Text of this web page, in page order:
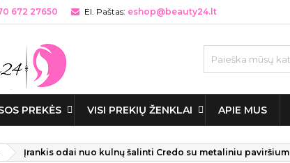
672 27650 El. Paštas: eshop@beauty24.lt
PREKĖS VISI PREKIŲ ŽENKLAI APIE MUS
Įrankis odai nuo kulnų šalinti Credo su metaliniu paviršium